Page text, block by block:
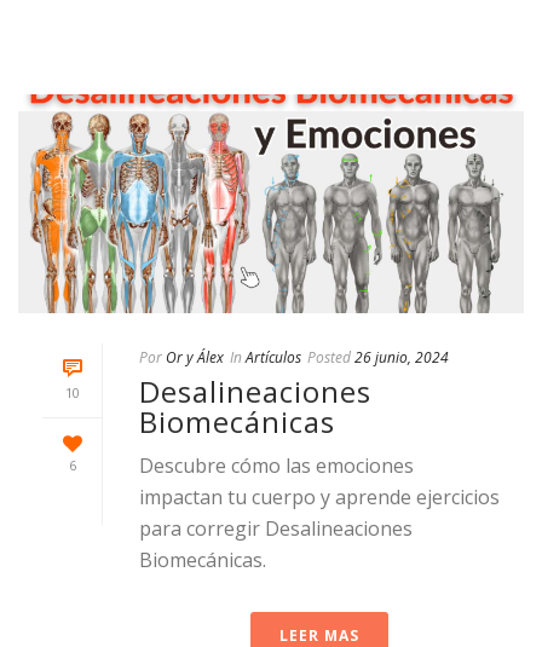
10
6
Por Or y Álex In Artículos Posted26 junio, 2024
Desalineaciones
Biomecánicas
Descubre cómo las emociones
impactan tu cuerpo y aprende ejercicios
para corregir Desalineaciones
Biomecánicas.
LEER MAS